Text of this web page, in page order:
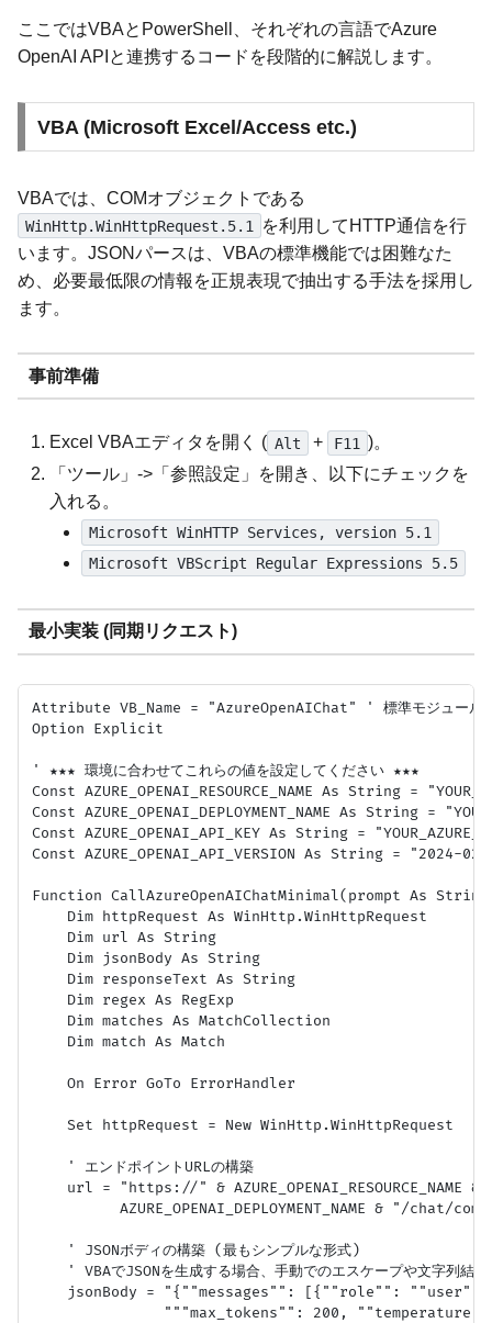
ここではVBAとPowerShell、それぞれの言語でAzure
OpenAI APIと連携するコードを段階的に解説します。
VBA (Microsoft Excel/Access etc.)
VBAでは、COMオブジェクトである
WinHttp.WinHttpRequest.5.1
を利用してHTTP通信を行
います。JSONパースは、VBAの標準機能では困難なた
め、必要最低限の情報を正規表現で抽出する手法を採用し
ます。
事前準備
Excel VBAエディタを開く ( Alt + F11 )。
「ツール」->「参照設定」を開き、以下にチェックを
入れる。
Microsoft WinHTTP Services, version 5.1
Microsoft VBScript Regular Expressions 5.5
最小実装 (同期リクエスト)
Attribute VB_Name = "AzureOpenAIChat" ' 標準モジュール
Option Explicit
' ★★★ 環境に合わせてこれらの値を設定してください ★★★
Const AZURE_OPENAI_RESOURCE_NAME As String =
Const AZURE_OPENAI_DEPLOYMENT_NAME As String =
Const AZURE_OPENAI_API_KEY As String =
Const AZURE_OPENAI_API_VERSION As String = "2024-
Function CallAzureOpenAIChatMinimal(prompt As
    Dim httpRequest As WinHttp.WinHttpRequest
    Dim url As String
    Dim jsonBody As String
    Dim responseText As String
    Dim regex As RegExp
    Dim matches As MatchCollection
    Dim match As Match
    On Error GoTo ErrorHandler
    Set httpRequest = New WinHttp.WinHttpRequest
    ' エンドポイントURLの構築
url = "https://" & AZURE_OPENAI_RESOURCE_NAME &
AZURE_OPENAI_DEPLOYMENT_NAME & "/chat/
    ' JSONボディの構築 (最もシンプルな形式)
' VBAでJSONを生成する場合、手動でのエスケープや文字列結合
jsonBody = "{""messages"": [{""role"":
"""max_tokens"": 200,